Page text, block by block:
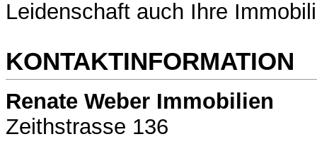
Leidenschaft auch Ihre
KONTAKTINFORMATION
Renate Weber Immobilien
Zeithstrasse 136